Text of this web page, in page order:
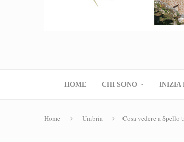
HOME CHI SONO INIZIA
Home Umbria Cosa vedere a